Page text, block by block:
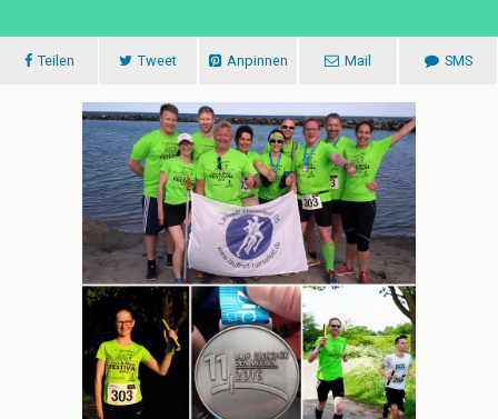
Teilen Tweet Anpinnen Mail SMS